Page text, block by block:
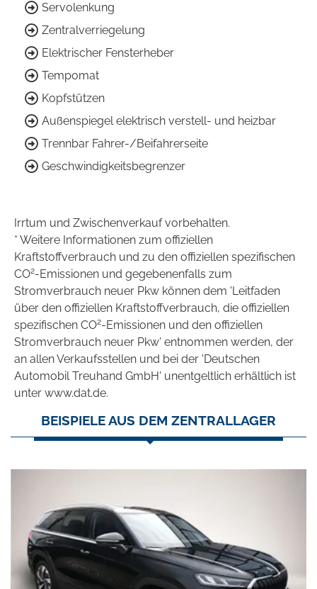
Servolenkung
Zentralverriegelung
Elektrischer Fensterheber
Tempomat
Kopfstützen
Außenspiegel elektrisch verstell- und heizbar
Trennbar Fahrer-/Beifahrerseite
Geschwindigkeitsbegrenzer
Irrtum und Zwischenverkauf vorbehalten.
* Weitere Informationen zum offiziellen
Kraftstoffverbrauch und zu den offiziellen spezifischen
CO2-Emissionen und gegebenenfalls zum
Stromverbrauch neuer Pkw können dem 'Leitfaden
über den offiziellen Kraftstoffverbrauch, die offiziellen
spezifischen CO2-Emissionen und den offiziellen
Stromverbrauch neuer Pkw' entnommen werden, der
an allen Verkaufsstellen und bei der 'Deutschen
Automobil Treuhand GmbH' unentgeltlich erhältlich ist
unter www.dat.de.
BEISPIELE AUS DEM ZENTRALLAGER